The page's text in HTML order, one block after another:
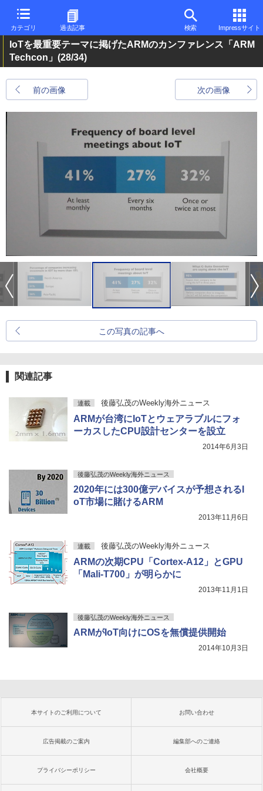
カテゴリ 過去記事 検索 Impressサイト
IoTを最重要テーマに掲げたARMのカンファレンス「ARM
Techcon」 (28/34)
前の画像 次の画像
この写真の記事へ
関連記事
連載 後藤弘茂のWeekly海外ニュース
ARMが台湾にIoTとウェアラブルにフォ
ーカスしたCPU設計センターを設立
2014年6月3日
後藤弘茂のWeekly海外ニュース
2020年には300億デバイスが予想されるI
oT市場に賭けるARM
2013年11月6日
連載 後藤弘茂のWeekly海外ニュース
ARMの次期CPU「Cortex-A12」とGPU
「Mali-T700」が明らかに
2013年11月1日
後藤弘茂のWeekly海外ニュース
ARMがIoT向けにOSを無償提供開始
2014年10月3日
本サイトのご利用について お問い合わせ
広告掲載のご案内 編集部へのご連絡
プライバシーポリシー 会社概要